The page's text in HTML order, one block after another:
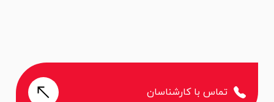
تماس با کارشناسان